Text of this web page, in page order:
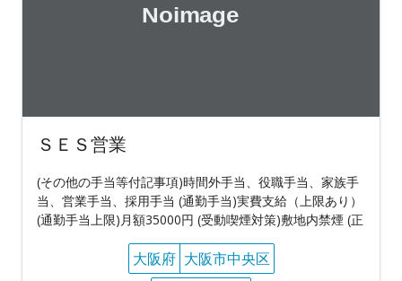
ＳＥＳ営業
(その他の手当等付記事項)時間外手当、役職手当、家族手
当、営業手当、採用手当 (通勤手当)実費支給（上限あり）
(通勤手当上限)月額35000円 (受動喫煙対策)敷地内禁煙 (正
大阪府 大阪市中央区